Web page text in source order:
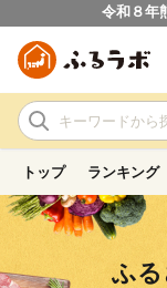
令和８年
トップ ランキング
ふる